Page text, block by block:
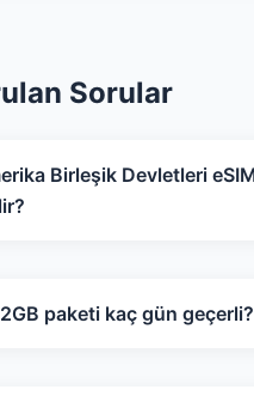
Sorular
Birleşik Devletleri
paketi kaç gün geçerli?